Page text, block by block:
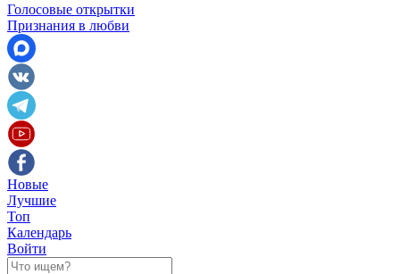
Голосовые открытки
Признания в любви
Новые
Лучшие
Топ
Календарь
Войти